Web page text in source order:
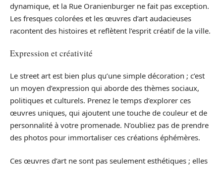
dynamique, et la Rue Oranienburger ne fait pas exception.
Les fresques colorées et les œuvres d’art audacieuses
racontent des histoires et reflètent l’esprit créatif de la ville.
Expression et créativité
Le street art est bien plus qu’une simple décoration ; c’est
un moyen d’expression qui aborde des thèmes sociaux,
politiques et culturels. Prenez le temps d’explorer ces
œuvres uniques, qui ajoutent une touche de couleur et de
personnalité à votre promenade. N’oubliez pas de prendre
des photos pour immortaliser ces créations éphémères.
Ces œuvres d’art ne sont pas seulement esthétiques ; elles